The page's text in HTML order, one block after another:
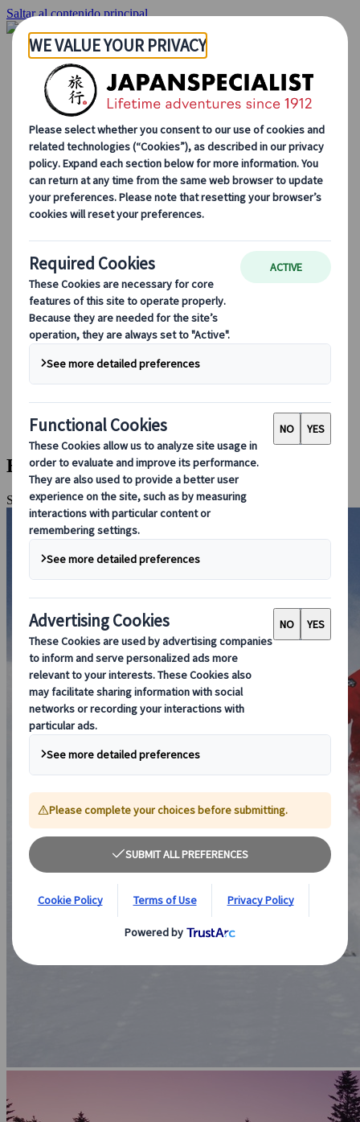
Saltar al contenido principal
Inicio
Viajes
Viajes a medida
Viajes de autor
Fly & Drive
Circuitos organizados
Excursiones
Tours de grupo a medida
Japan Rail Pass
Cómo trabajamos
Sobre nosotros
Nuestro equipo
Blog
Consejos de viaje para cada temporada
Destinos destacados
Perspectivas culturales
Experiencias gastronómicas
Recorre Japón en tren
Preguntas frecuentes
Información práctica
Etiqueta en Japón
Conducir en Japón
Reservar con nosotros
Japan Rail Pass
Alojamiento
Asesoramiento virtual
Esquí en Niseko
Sapporo, Tokio, Niseko en invierno